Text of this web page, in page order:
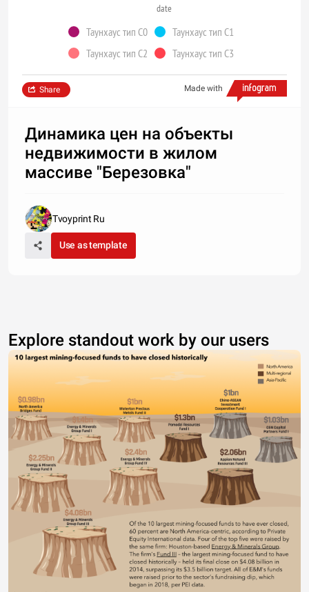
date
Таунхаус тип С0
Таунхаус тип С1
Таунхаус тип С2
Таунхаус тип С3
Made with
Share
Динамика цен на объекты
недвижимости в жилом
массиве "Березовка"
Tvoyprint Ru
Use as template
Explore standout work by our users